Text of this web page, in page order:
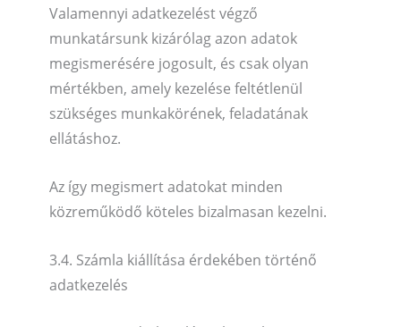
Valamennyi adatkezelést végző
munkatársunk kizárólag azon adatok
megismerésére jogosult, és csak olyan
mértékben, amely kezelése feltétlenül
szükséges munkakörének, feladatának
ellátáshoz.
Az így megismert adatokat minden
közreműködő köteles bizalmasan kezelni.
3.4. Számla kiállítása érdekében történő
adatkezelés